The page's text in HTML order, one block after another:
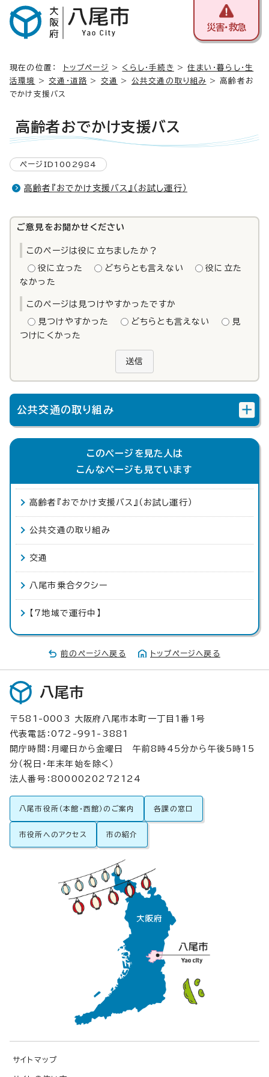
災害・救急
現在の位置： トップページ > くらし・手続き >住まい・暮らし・生
活環境
>交通・道路 > 交通 > 公共交通の取り組み > 高齢者お
でかけ支援バス
高齢者おでかけ支援バス
ページID1002984
高齢者『おでかけ支援バス』（お試し運行）
ご意見をお聞かせください
このページは役に立ちましたか？
役に立った どちらとも言えない
役に立た
なかった
このページは見つけやすかったですか
見つけやすかった どちらとも言えない
見
つけにくかった
送信
公共交通の取り組み
このページを見た人は
こんなページも見ています
高齢者『おでかけ支援バス』（お試し運行）
公共交通の取り組み
交通
八尾市乗合タクシー
【7地域で運行中】
前のページへ戻る トップページへ戻る
八尾市
〒581-0003 大阪府八尾市本町一丁目1番1号
代表電話：072-991-3881
開庁時間：月曜日から金曜日 午前8時45分から午後5時15
分（祝日・年末年始を除く）
法人番号：8000020272124
八尾市役所（本館・西館）のご案内 各課の窓口
市役所へのアクセス 市の紹介
サイトマップ